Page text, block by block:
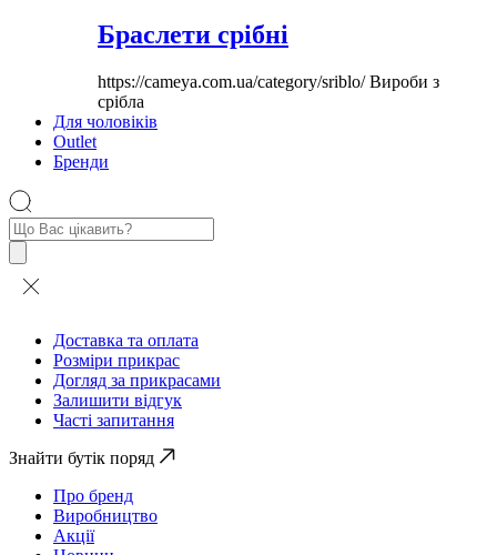
Браслети срібні
https://cameya.com.ua/category/sriblo/Вироби з
срібла
Для чоловіків
Outlet
Бренди
Пошук
товарів
Доставка та оплата
Розміри прикрас
Догляд за прикрасами
Залишити відгук
Часті запитання
Знайти бутік поряд
Про бренд
Виробництво
Акції